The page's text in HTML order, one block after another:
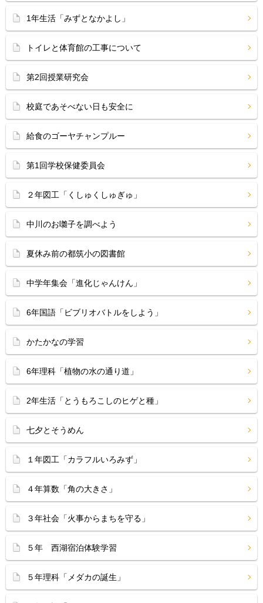
1年生活「みずとなかよし」
トイレと体育館の工事について
第2回授業研究会
校庭であそべない日も安全に
給食のゴーヤチャンプルー
第1回学校保健委員会
２年図工「くしゅくしゅぎゅ」
中川のお囃子を調べよう
夏休み前の都筑小の図書館
中学年集会「進化じゃんけん」
6年国語「ビブリオバトルをしよう」
かたかなの学習
6年理科「植物の水の通り道」
2年生活「とうもろこしのヒゲと種」
七夕とそうめん
１年図工「カラフルいろみず」
４年算数「角の大きさ」
３年社会「火事からまちを守る」
５年 西湖宿泊体験学習
５年理科「メダカの誕生」